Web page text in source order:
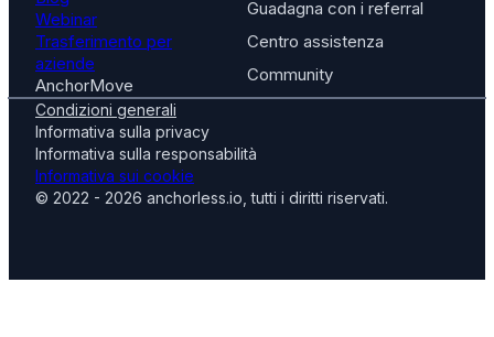
Webinar
Trasferimento per
aziende
AnchorMove
Guadagna con i referral
Centro assistenza
Community
Condizioni generali
Informativa sulla privacy
Informativa sulla responsabilità
Informativa sui cookie
© 2022 - 2026 anchorless.io, tutti i diritti riservati.